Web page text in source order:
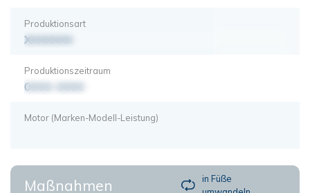
Produktionsart
XXXXXXX
Produktionszeitraum
0000-0000
Motor (Marken-Modell-Leistung)
Maßnahmen
in Füße